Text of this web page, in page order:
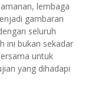
lembaga
gambaran
seluruh
ini bukan sekadar
untuk
yang dihadapi